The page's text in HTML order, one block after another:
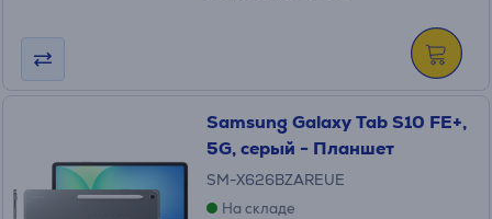
Samsung Galaxy Tab S10 FE+,
5G, серый - Планшет
SM-X626BZAREUE
На складе